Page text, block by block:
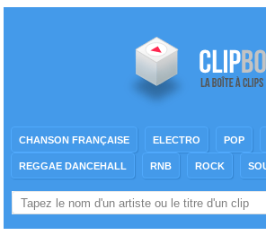
CHANSON FRANÇAISE ELECTRO POP
REGGAE DANCEHALL RNB ROCK